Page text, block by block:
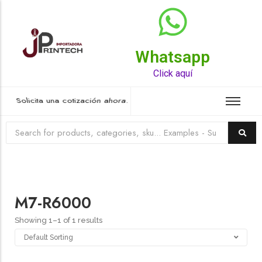
Whatsapp
Click aquí
Solicita una cotización ahora.
Top Rated Product
M7-R6000
Showing 1–1 of 1 results